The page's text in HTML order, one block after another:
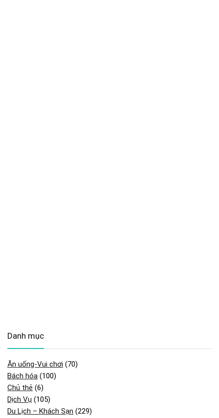
Danh mục
Ăn uống-Vui chơi (70)
Bách hóa (100)
Chủ thẻ (6)
Dịch Vụ (105)
Du Lịch – Khách Sạn (229)